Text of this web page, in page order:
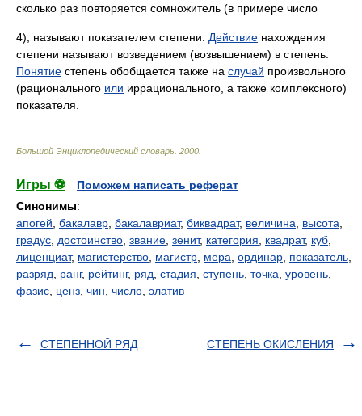
сколько раз повторяется сомножитель (в примере число
4), называют показателем степени. Действие нахождения
степени называют возведением (возвышением) в степень.
Понятие степень обобщается также на случай произвольного
(рационального или иррационального, а также комплексного)
показателя.
Большой Энциклопедический словарь 2000
Игры ⚽
Поможем написать реферат
Синонимы:
апогей бакалавр бакалавриат, биквадрат, величина высота
градус достоинство звание зенит, категория квадрат, куб
лиценциат, магистерство магистр мера ординар показатель
разряд
ранг, рейтинг, ряд стадия ступень точка уровень
фазис ценз чин число элатив
СТЕПЕННОЙ РЯД СТЕПЕНЬ ОКИСЛЕНИЯ